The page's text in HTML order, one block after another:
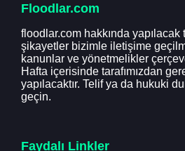
Floodlar.com
floodlar.com hakkında yapılacak
şikayetler bizimle iletişime
kanunlar ve yönetmelikler
Hafta içerisinde tarafımızdan
yapılacaktır. Telif ya da hukuki
geçin.
Faydalı Linkler